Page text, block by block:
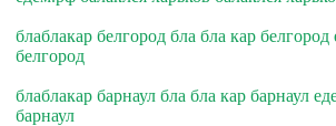
блаблакар белгород бла бла кар
белгород
блаблакар барнаул бла бла кар барнаул
барнаул